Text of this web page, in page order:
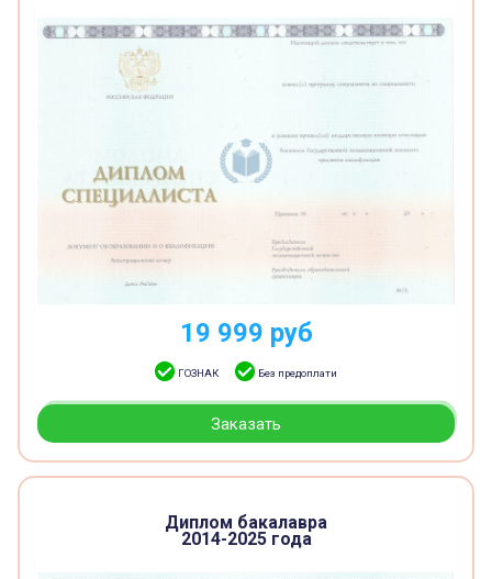
19 999 руб
ГОЗНАК Без предоплати
Заказать
Диплом бакалавра
2014-2025 года